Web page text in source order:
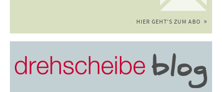
HIER GEHT'S ZUM ABO